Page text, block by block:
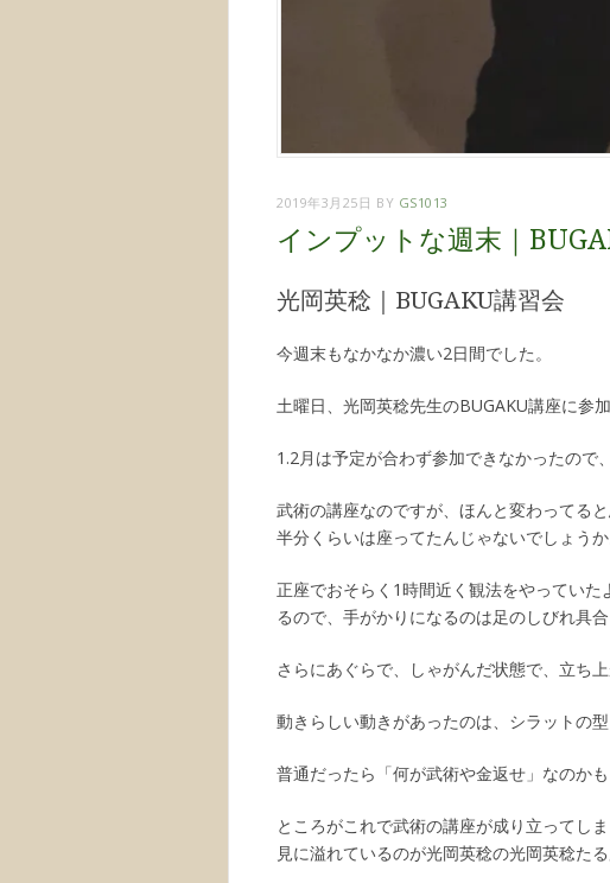
2019年3月25日 BY GS1013
インプットな週末｜
光岡英稔｜BUGAKU講習会
今週末もなかなか濃い2日間でした。
土曜日、光岡英稔先生のBUGAKU講座に参加
1.2月は予定が合わず参加できなかったので
武術の講座なのですが、ほんと変わってる
半分くらいは座ってたんじゃないでしょうか
正座でおそらく1時間近く観法をやってい
るので、手がかりになるのは足のしびれ具
さらにあぐらで、しゃがんだ状態で、立ち
動きらしい動きがあったのは、シラットの
普通だったら「何が武術や金返せ」なのか
ところがこれで武術の講座が成り立ってし
見に溢れているのが光岡英稔の光岡英稔たる